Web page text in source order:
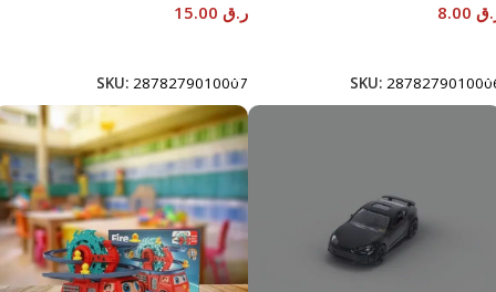
SKU:
ر.ق
SKU: 2878279010007